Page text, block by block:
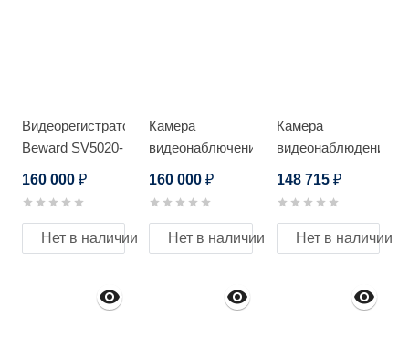
Видеорегистратор
Beward SV5020-
160 000 ₽
Нет в наличии
Камера
видеонаблючения
160 000₽
Нет в наличии
Камера
видеонаблюдения
148 715 ₽
Нет в наличии